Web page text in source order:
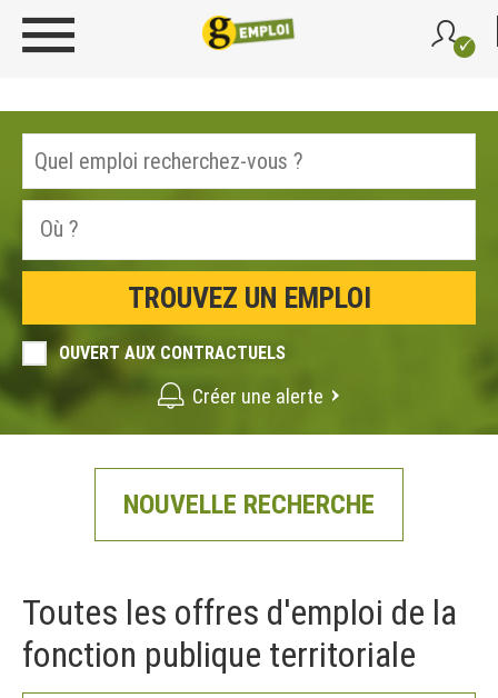
OUVERT AUX CONTRACTUELS
Créer une alerte
NOUVELLE RECHERCHE
Toutes les offres d'emploi de la
fonction publique territoriale